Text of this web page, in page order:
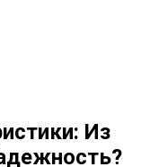
Из